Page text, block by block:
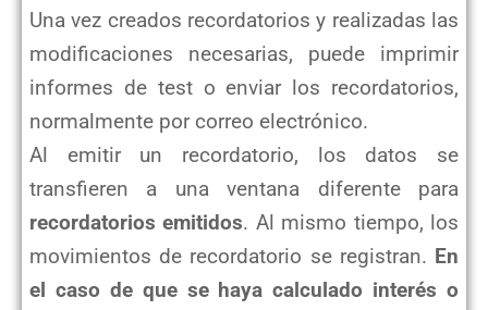
Una vez creados recordatorios y realizadas las
modificaciones necesarias, puede imprimir
informes de test o enviar los recordatorios,
normalmente por correo electrónico.
Al emitir un recordatorio, los datos se
transfieren a una ventana diferente para
recordatorios emitidos. Al mismo tiempo, los
movimientos de recordatorio se registran. En
el caso de que se haya calculado interés o